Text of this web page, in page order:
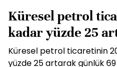
Küresel petrol
kadar yüzde 25
Küresel petrol ticaretinin
yüzde 25 artarak günlük